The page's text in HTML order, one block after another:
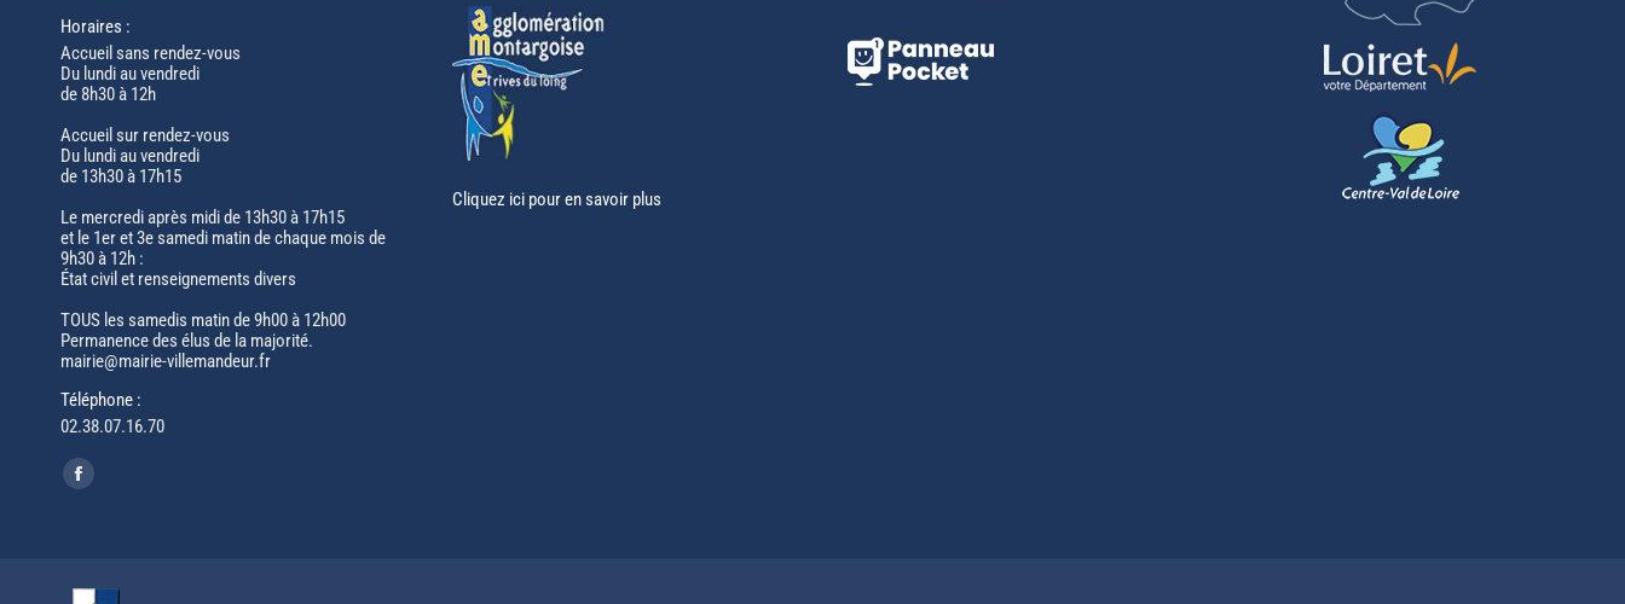
Horaires :
Accueil sans rendez-vous
Du lundi au vendredi
de 8h30 à 12h
Accueil sur rendez-vous
Du lundi au vendredi
de 13h30 à 17h15
Le mercredi après midi de 13h30 à 17h15
et le 1er et 3e samedi matin de chaque mois de
9h30 à 12h :
État civil et renseignements divers
TOUS les samedis matin de 9h00 à 12h00
Permanence des élus de la majorité.
mairie@mairie-villemandeur.fr
Téléphone :
02.38.07.16.70
Trouvez nous sur :
Facebook
Cliquez ici pour en savoir plus